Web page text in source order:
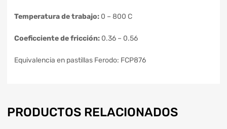
Temperatura de trabajo: 0 – 800 C
Coeficciente de fricción: 0.36 – 0.56
Equivalencia en pastillas Ferodo: FCP876
PRODUCTOS RELACIONADOS